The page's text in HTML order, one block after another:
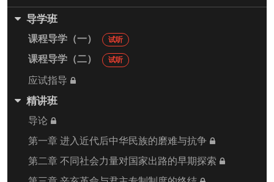
导学班
课程导学（一） 试听
课程导学（二） 试听
应试指导
精讲班
导论
第一章 进入近代后中华民族的磨难与抗争
第二章 不同社会力量对国家出路的早期探索